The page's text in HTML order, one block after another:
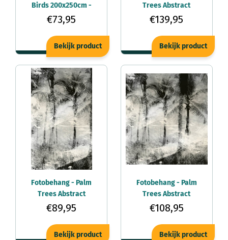
Birds 200x250cm -
Vliesbehang
€73,95
Bekijk product
Trees Abstract
375x250cm -
€139,95
Bekijk product
Fotobehang - Palm
Trees Abstract
150x250cm -
€89,95
Bekijk product
Fotobehang - Palm
Trees Abstract
225x250cm -
€108,95
Bekijk product